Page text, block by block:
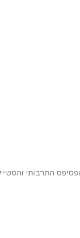
התרבותי